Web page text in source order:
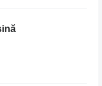
de climatizare